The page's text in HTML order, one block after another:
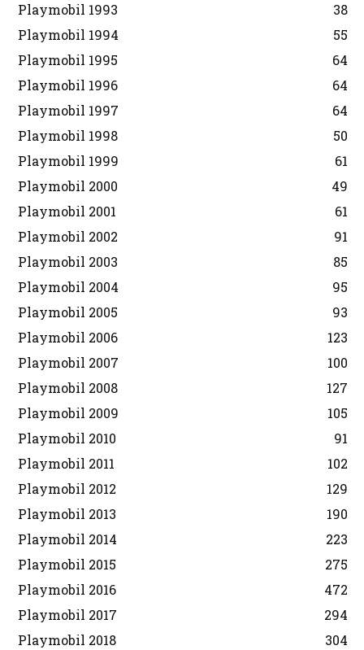
Playmobil 1993
38
Playmobil 1994
55
Playmobil 1995
64
Playmobil 1996
64
Playmobil 1997
64
Playmobil 1998
50
Playmobil 1999
61
Playmobil 2000
49
Playmobil 2001
61
Playmobil 2002
91
Playmobil 2003
85
Playmobil 2004
95
Playmobil 2005
93
Playmobil 2006
123
Playmobil 2007
100
Playmobil 2008
127
Playmobil 2009
105
Playmobil 2010
91
Playmobil 2011
102
Playmobil 2012
129
Playmobil 2013
190
Playmobil 2014
223
Playmobil 2015
275
Playmobil 2016
472
Playmobil 2017
294
Playmobil 2018
304